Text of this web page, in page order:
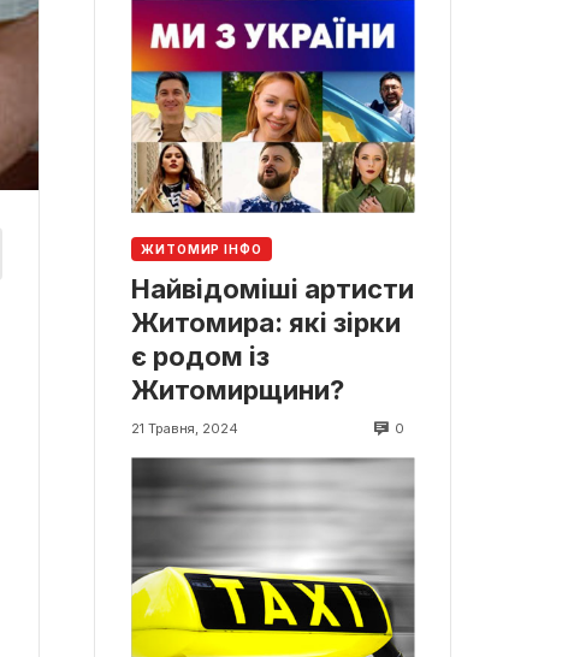
ЖИТОМИР ІНФО
Найвідоміші артисти
Житомира: які зірки
є родом із
Житомирщини?
21 Травня, 2024 0